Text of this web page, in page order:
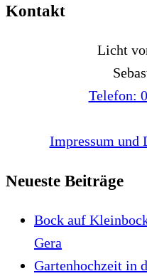
Kontakt
Licht
Telefon:
Impressum und
Neueste Beiträge
Bock auf
Gera
Gartenhochzeit in